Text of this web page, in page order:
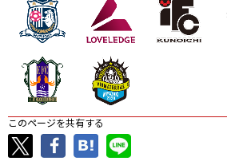
このページを共有する